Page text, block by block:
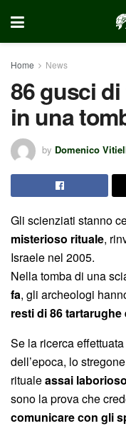
Home News
86 gusci
in una
by Domenico
Gli scienziati stanno
misterioso rituale,
Israele nel 2005.
Nella tomba di una
fa, gli archeologi
resti di 86
Se la ricerca
dell’epoca, lo
ritualeassai laborioso
sono la prova che
comunicare con gli